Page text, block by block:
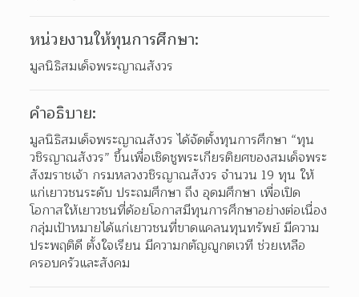
หน่วยงานให้ทุนการศึกษา:
มูลนิธิสมเด็จพระญาณสังวร
คำอธิบาย:
มูลนิธิสมเด็จพระญาณสังวร ได้จัดตั้งทุนการศึกษา “ทุน
วชิรญาณสังวร” ขึ้นเพื่อเชิดชูพระเกียรติยศของสมเด็จพระ
สังฆราชเจ้า กรมหลวงวชิรญาณสังวร จำนวน 19 ทุน ให้
แก่เยาวชนระดับ ประถมศึกษา ถึง อุดมศึกษา เพื่อเปิด
โอกาสให้เยาวชนที่ด้อยโอกาสมีทุนการศึกษาอย่างต่อเนื่อง
กลุ่มเป้าหมายได้แก่เยาวชนที่ขาดแคลนทุนทรัพย์ มีความ
ประพฤติดี ตั้งใจเรียน มีความกตัญญูกตเวที ช่วยเหลือ
ครอบครัวและสังคม